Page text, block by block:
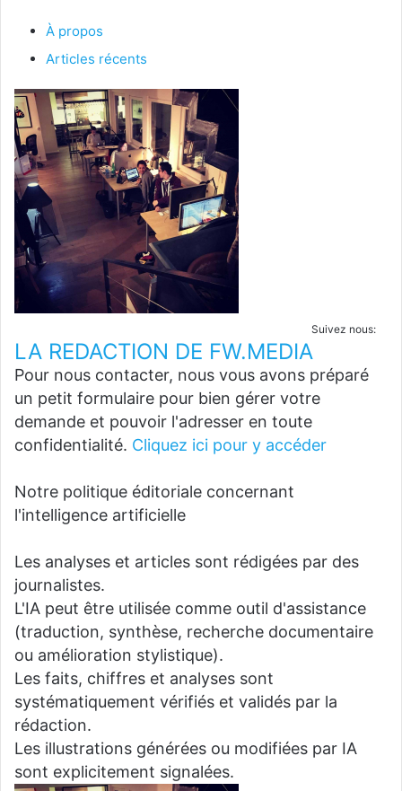
À propos
Articles récents
Suivez nous:
LA REDACTION DE FW.MEDIA
Pour nous contacter, nous vous avons préparé
un petit formulaire pour bien gérer votre
demande et pouvoir l'adresser en toute
confidentialité. Cliquez ici pour y accéder
Notre politique éditoriale concernant
l'intelligence artificielle
Les analyses et articles sont rédigées par des
journalistes.
L'IA peut être utilisée comme outil d'assistance
(traduction, synthèse, recherche documentaire
ou amélioration stylistique).
Les faits, chiffres et analyses sont
systématiquement vérifiés et validés par la
rédaction.
Les illustrations générées ou modifiées par IA
sont explicitement signalées.